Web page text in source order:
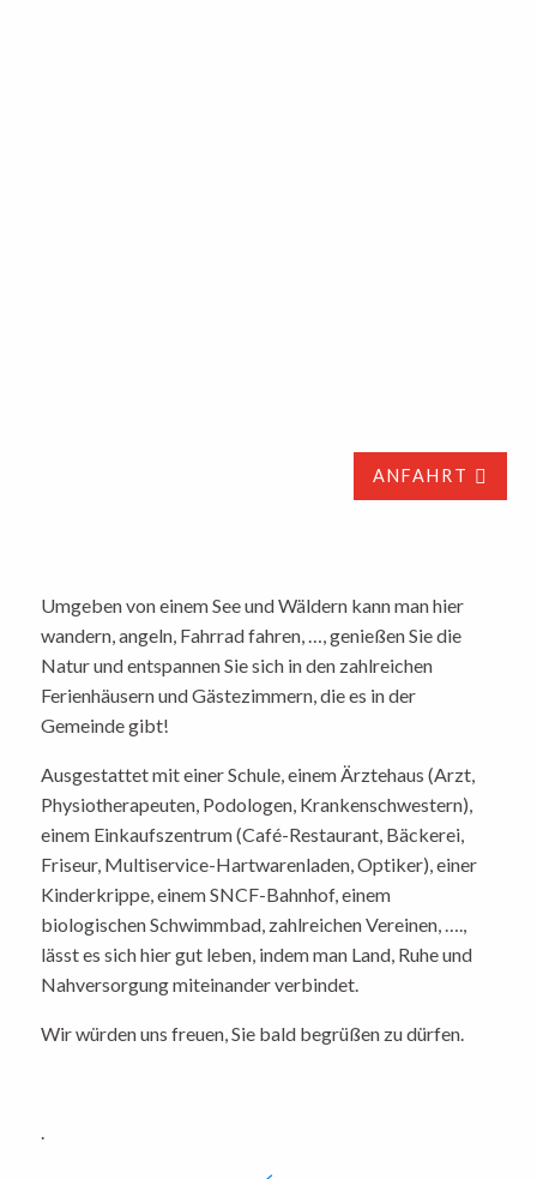
ANFAHRT
Umgeben von einem See und Wäldern kann man hier
wandern, angeln, Fahrrad fahren, …, genießen Sie die
Natur und entspannen Sie sich in den zahlreichen
Ferienhäusern und Gästezimmern, die es in der
Gemeinde gibt!
Ausgestattet mit einer Schule, einem Ärztehaus (Arzt,
Physiotherapeuten, Podologen, Krankenschwestern),
einem Einkaufszentrum (Café-Restaurant, Bäckerei,
Friseur, Multiservice-Hartwarenladen, Optiker), einer
Kinderkrippe, einem SNCF-Bahnhof, einem
biologischen Schwimmbad, zahlreichen Vereinen, ….,
lässt es sich hier gut leben, indem man Land, Ruhe und
Nahversorgung miteinander verbindet.
Wir würden uns freuen, Sie bald begrüßen zu dürfen.
.